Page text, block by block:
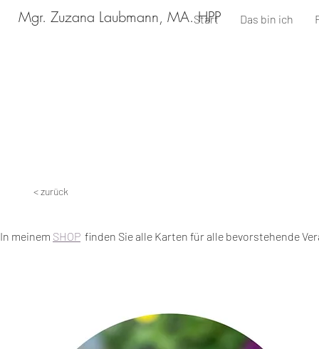
Mgr. Zuzana Laubmann, MA. HPP
Start Das bin ich
< zurück
In meinem SHOP finden Sie alle Karten für alle bevorstehende